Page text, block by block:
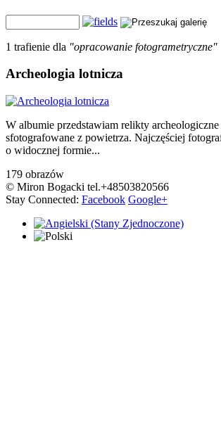
1 trafienie dla "opracowanie fotogrametryczne"
Archeologia lotnicza
W albumie przedstawiam relikty
sfotografowane z powietrza. Najczęściej
o widocznej formie...
179 obrazów
© Miron Bogacki tel.+48503820566
Stay Connected: Facebook Google+